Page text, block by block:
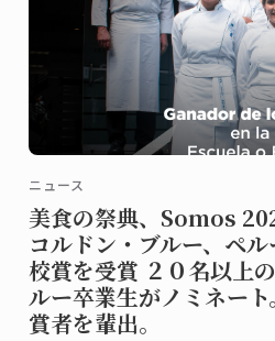
ニュース
美食の祭典、Somos
コルドン・ブルー、ペ
校賞を受賞 ２０名以上
ルー卒業生がノミネー
賞者を輩出。